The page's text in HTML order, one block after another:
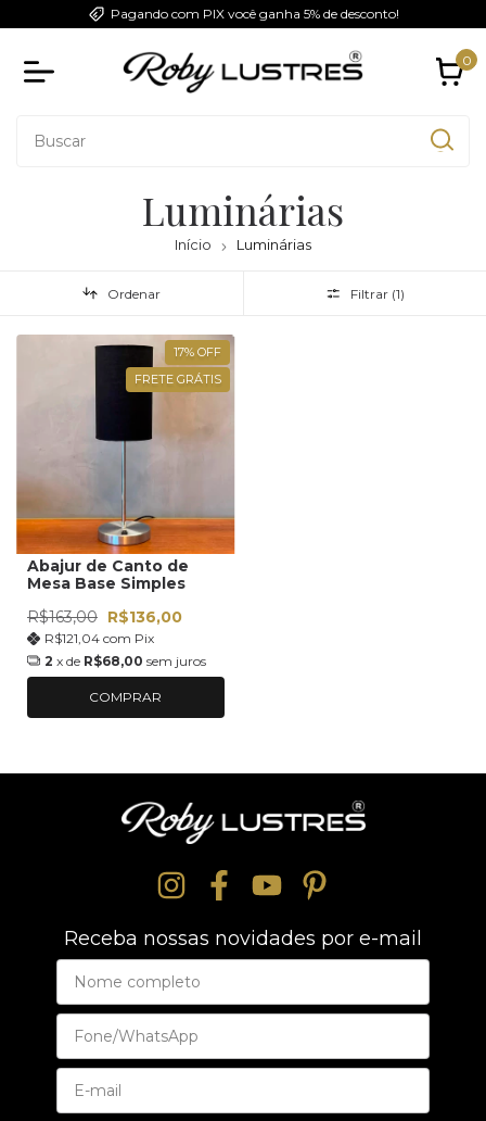
Pagando com PIX você ganha 5% de desconto!
0
Luminárias
Início Luminárias
Ordenar Filtrar (1)
17% OFF
FRETE GRÁTIS
Abajur de Canto de
Mesa Base Simples
R$163,00 R$136,00
R$121,04 com Pix
2 x de R$68,00 sem juros
COMPRAR
Receba nossas novidades por e-mail